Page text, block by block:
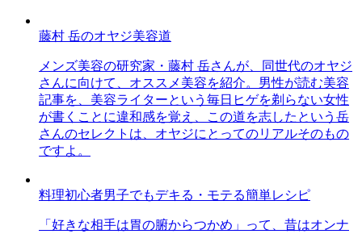
藤村 岳のオヤジ美容道
メンズ美容の研究家・藤村 岳さんが、同世代のオヤジ
さんに向けて、オススメ美容を紹介。男性が読む美容
記事を、美容ライターという毎日ヒゲを剃らない女性
が書くことに違和感を覚え、この道を志したという岳
さんのセレクトは、オヤジにとってのリアルそのもの
ですよ。
料理初心者男子でもデキる・モテる簡単レシピ
「好きな相手は胃の腑からつかめ」って、昔はオンナ